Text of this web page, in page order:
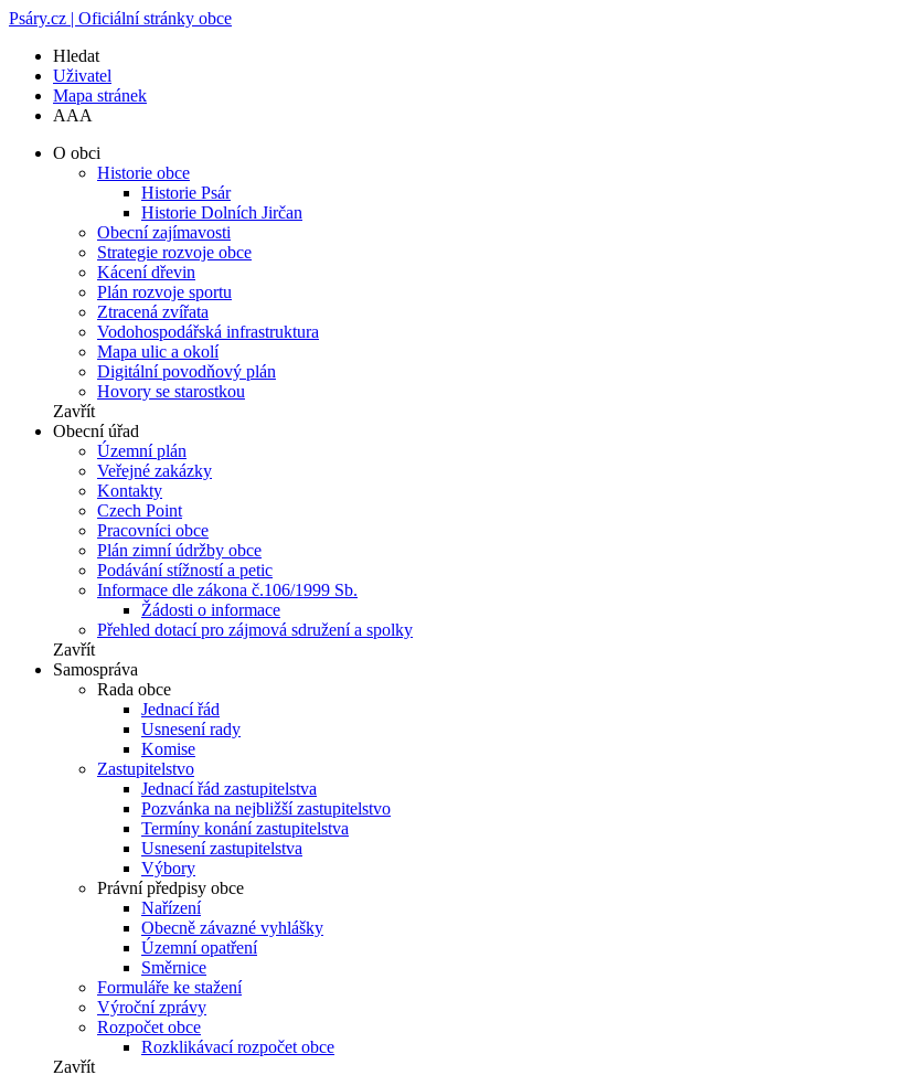
Psáry.cz | Oficiální stránky obce
Hledat
Uživatel
Mapa stránek
AAA
O obci
Historie obce
Historie Psár
Historie Dolních Jirčan
Obecní zajímavosti
Strategie rozvoje obce
Kácení dřevin
Plán rozvoje sportu
Ztracená zvířata
Vodohospodářská infrastruktura
Mapa ulic a okolí
Digitální povodňový plán
Hovory se starostkou
Zavřít
Obecní úřad
Územní plán
Veřejné zakázky
Kontakty
Czech Point
Pracovníci obce
Plán zimní údržby obce
Podávání stížností a petic
Informace dle zákona č.106/1999 Sb.
Žádosti o informace
Přehled dotací pro zájmová sdružení a spolky
Zavřít
Samospráva
Rada obce
Jednací řád
Usnesení rady
Komise
Zastupitelstvo
Jednací řád zastupitelstva
Pozvánka na nejbližší zastupitelstvo
Termíny konání zastupitelstva
Usnesení zastupitelstva
Výbory
Právní předpisy obce
Nařízení
Obecně závazné vyhlášky
Územní opatření
Směrnice
Formuláře ke stažení
Výroční zprávy
Rozpočet obce
Rozklikávací rozpočet obce
Zavřít